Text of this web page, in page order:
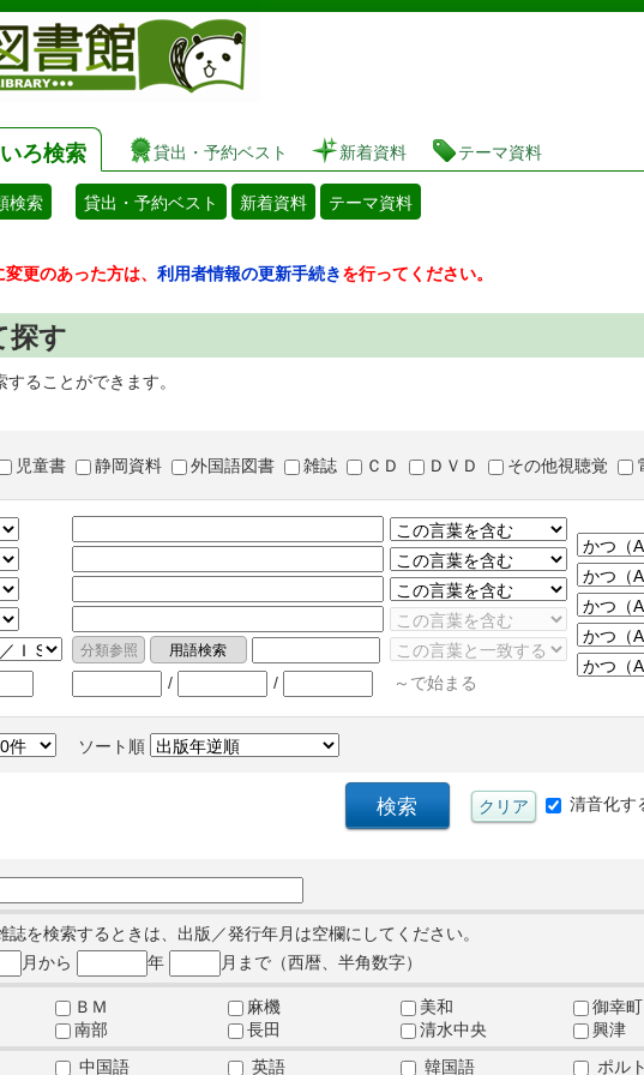
図書館 蔵書検索・予約システム
ろ検索 貸出・予約ベスト 新着資料 テーマ資料
検索 貸出・予約ベスト 新着資料 テーマ資料
更のあった方は、 利用者情報の更新手続きを行ってください。
探す
ることができます。
児童書 静岡資料 外国語図書 雑誌 ＣＤ ＤＶＤ その他視聴覚
/ / ～で始まる
ソート順
清音化す
誌を検索するときは、出版／発行年月は空欄にしてください。
月から 年 月まで（西暦、半角数字）
ＢＭ 麻機 美和 御幸町
南部 長田 清水中央 興津
中国語 英語 韓国語 ポル